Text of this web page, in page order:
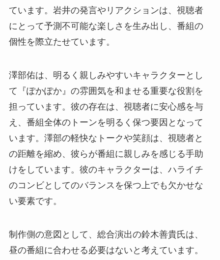
ています。岩井の発言やリアクションは、視聴者
にとって予測不可能な楽しさを生み出し、番組の
個性を際立たせています。
澤部佑は、明るく親しみやすいキャラクターとし
て『ぽかぽか』の雰囲気を和ませる重要な役割を
担っています。彼の存在は、視聴者に安心感を与
え、番組全体のトーンを明るく保つ要因となって
います。澤部の軽快なトークや笑顔は、視聴者と
の距離を縮め、彼らが番組に親しみを感じる手助
けをしています。彼のキャラクターは、ハライチ
のコンビとしてのバランスを保つ上でも欠かせな
い要素です。
制作側の意図として、総合演出の鈴木善貴氏は、
昼の番組に合わせる必要はないと考えています。